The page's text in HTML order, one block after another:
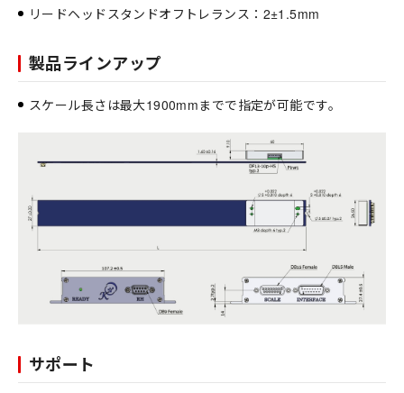
リードヘッドスタンドオフトレランス：2±1.5mm
製品ラインアップ
スケール長さは最大1900mmまでで指定が可能です。
サポート